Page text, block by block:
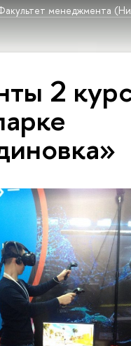
менеджмента
2